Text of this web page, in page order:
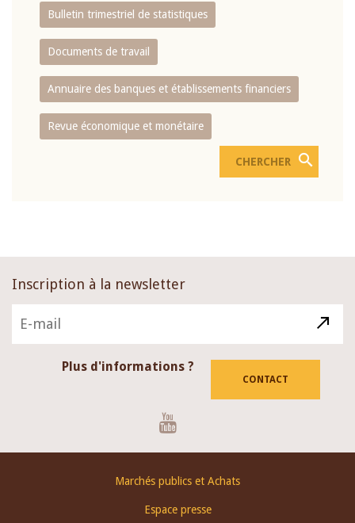
Bulletin trimestriel de statistiques
Documents de travail
Annuaire des banques et établissements financiers
Revue économique et monétaire
Inscription à la newsletter
Plus d'informations ?
CONTACT
Marchés publics et Achats
Espace presse